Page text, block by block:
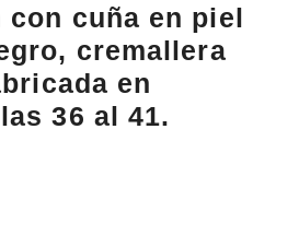
con cuña en piel
cremallera
en
36 al 41.